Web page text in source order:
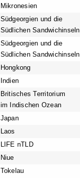
Mikronesien
Südgeorgien und die
Südlichen Sandwichinseln
Südgeorgien und die
Südlichen Sandwichinseln
Hongkong
Indien
Britisches Territorium
im Indischen Ozean
Japan
Laos
LIFE nTLD
Niue
Tokelau